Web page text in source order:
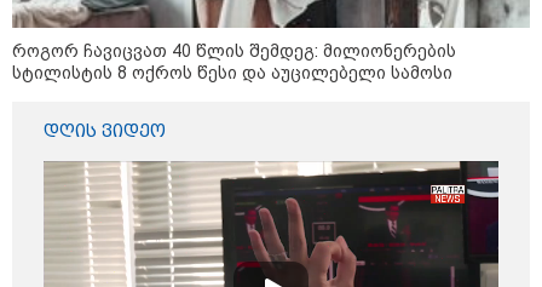
"გამარჯვება" ვინც იზეიმეთ,
სწორედ ეგ იყო ქართული
ისტორიული კატასტროფა და
რაც რუსმა ჯარით ვერ აიღო,
შიდა ღალატით გაინაღდა" -
აზრს და არ არის ეს კარგი,
თუმცა თუ რაიმეში არ მეპარება
ეჭვი, გიორგი ბარამიძის
პატრიოტიზმია" - ნიკა გვარამია
როგორ ჩავიცვათ 40 წლის შემდეგ: მილიონერების
სტილისტის 8 ოქროს წესი და აუცილებელი სამოსი
დღის ვიდეო